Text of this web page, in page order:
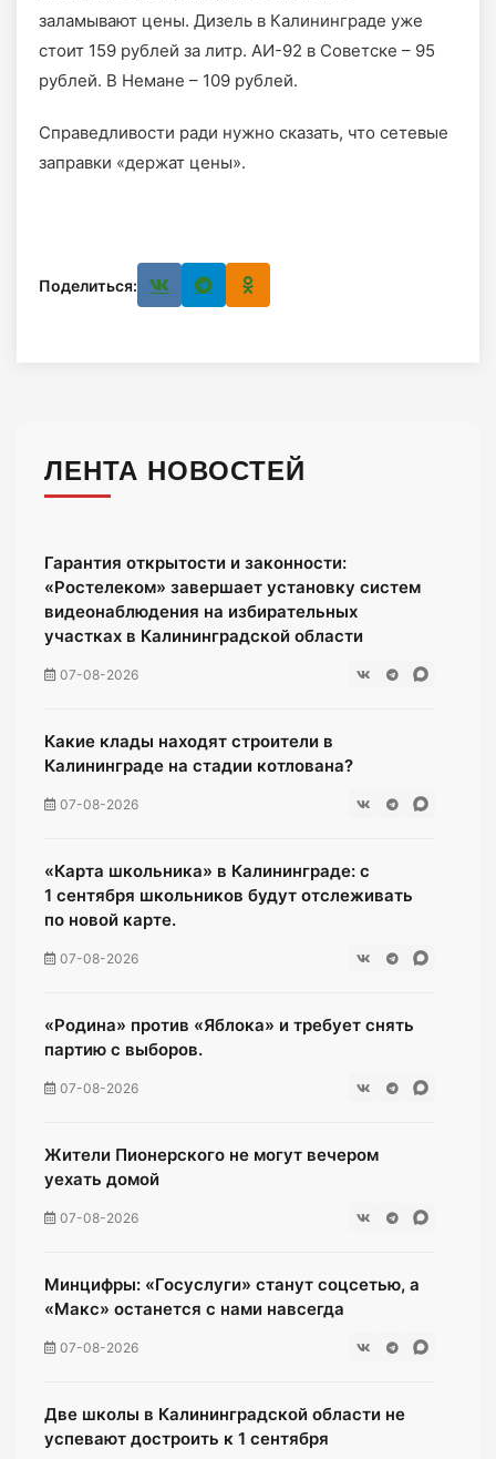
заламывают цены. Дизель в Калининграде уже
стоит 159 рублей за литр. АИ-92 в Советске – 95
рублей. В Немане – 109 рублей.
Справедливости ради нужно сказать, что сетевые
заправки «держат цены».
Поделиться:
ЛЕНТА НОВОСТЕЙ
Гарантия открытости и законности:
«Ростелеком» завершает установку систем
видеонаблюдения на избирательных
участках в Калининградской области
07-08-2026
Какие клады находят строители в
Калининграде на стадии котлована?
07-08-2026
«Карта школьника» в Калининграде: с
1 сентября школьников будут отслеживать
по новой карте.
07-08-2026
«Родина» против «Яблока» и требует снять
партию с выборов.
07-08-2026
Жители Пионерского не могут вечером
уехать домой
07-08-2026
Минцифры: «Госуслуги» станут соцсетью, а
«Макс» останется с нами навсегда
07-08-2026
Две школы в Калининградской области не
успевают достроить к 1 сентября